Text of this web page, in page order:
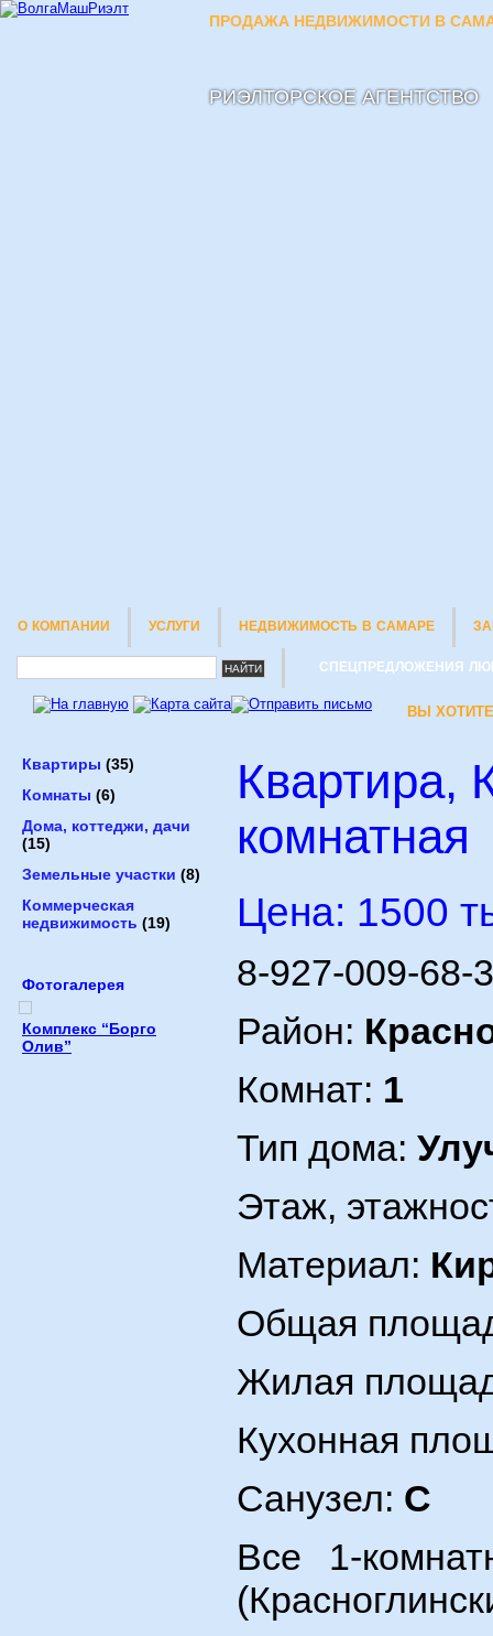
ПРОДАЖА НЕДВИЖИМОСТИ В
РИЭЛТОРСКОЕ АГЕНТСТВО
О КОМПАНИИ УСЛУГИ НЕДВИЖИМОСТЬ В САМАРЕ
СПЕЦПРЕДЛОЖЕНИЯ
ВЫ
Квартиры (35)
Комнаты (6)
Дома, коттеджи, дачи
(15)
Земельные участки (8)
Коммерческая
недвижимость (19)
Фотогалерея
Комплекс “Борго
Олив”
Квартира,
комнатная
Цена: 1500
8-927-009-68-
Район:
Комнат: 1
Тип дома:
Этаж,
Материал:
Общая
Жилая
Кухонная
Санузел: С
Все 1-